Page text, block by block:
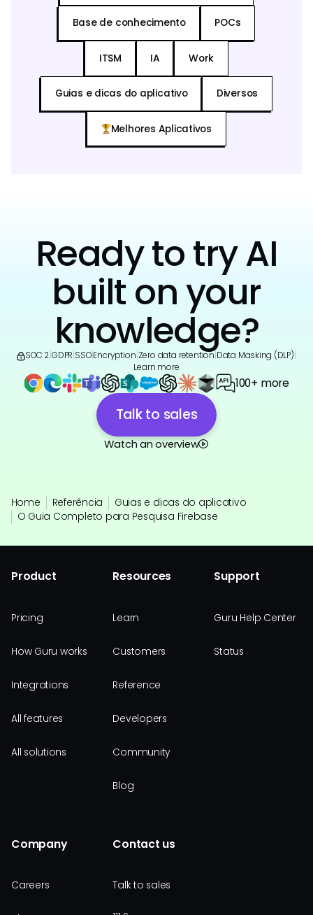
Base de conhecimento POCs
ITSM IA Work
Guias e dicas do aplicativo Diversos
Melhores Aplicativos
Ready to try AI
built on your
knowledge?
SOC 2 GDPR SSO|Encryption Zero data retention Data Masking (DLP)
Learn more
100+ more
Talk to sales
Watch an overview
Home Referência
Guias e dicas do aplicativo
O Guia Completo para Pesquisa Firebase
Product
Pricing
How Guru works
Integrations
All features
All solutions
Resources
Learn
Customers
Reference
Developers
Community
Blog
Support
Guru Help Center
Status
Company
Careers
Contact us
Talk to sales